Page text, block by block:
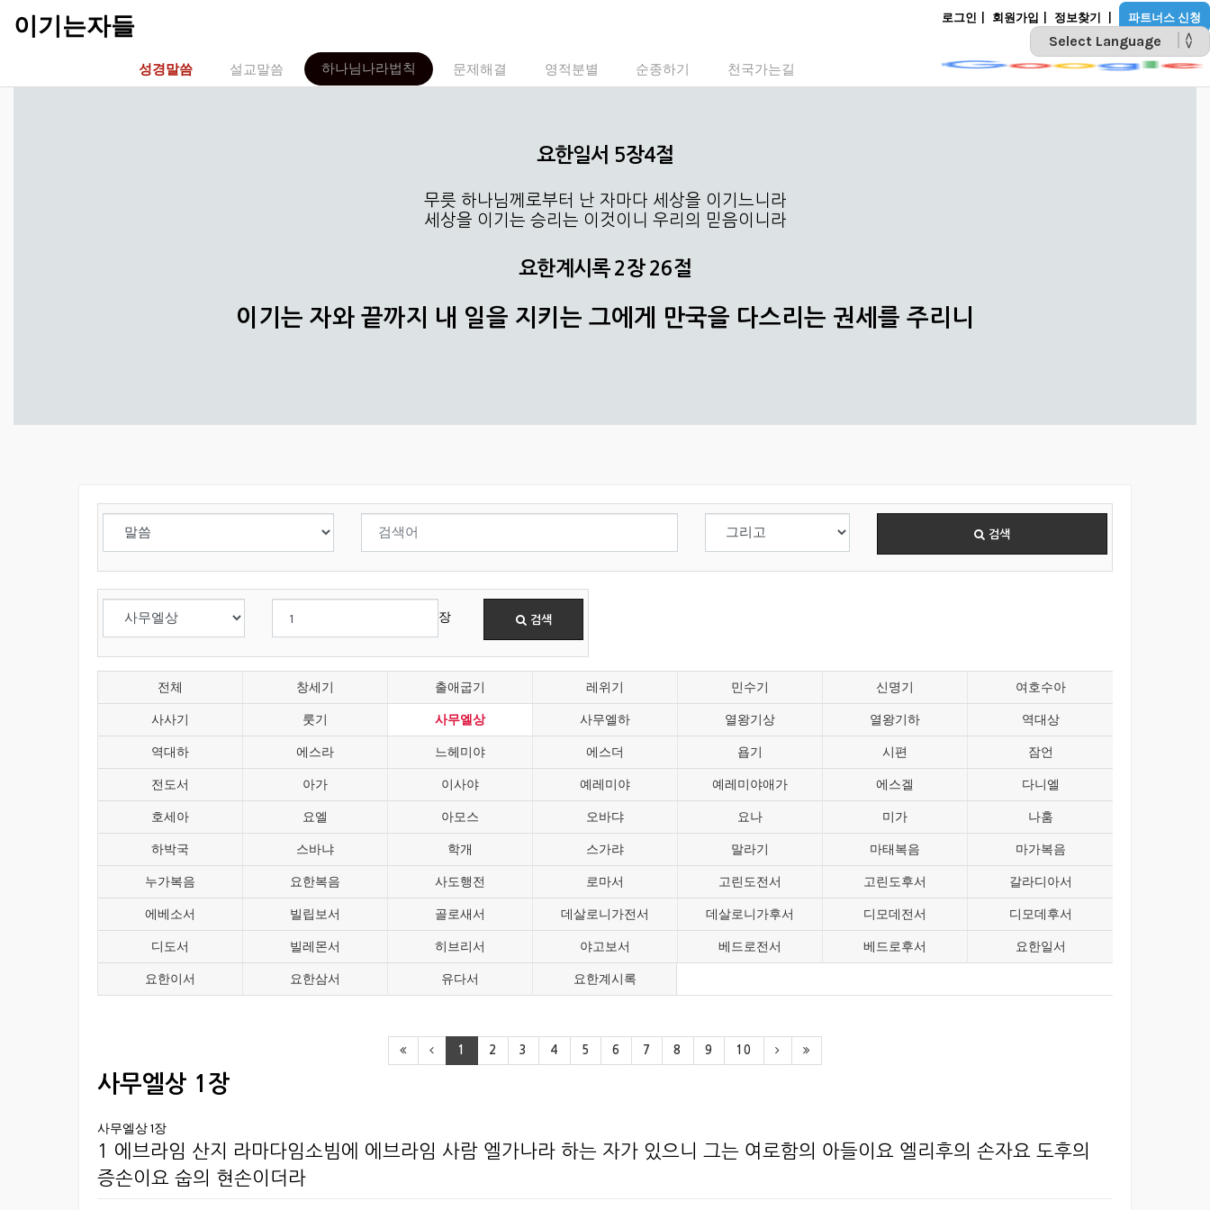
이기는자들 로그인 회원가입 정보찾기
파트너스 신청
성경말씀 설교말씀 하나님나라법칙 문제해결 영적분별 순종하기 천국가는길
요한일서 5장4절
무릇 하나님께로부터 난 자마다 세상을 이기느니라
세상을 이기는 승리는 이것이니 우리의 믿음이니라
요한계시록 2장 26절
이기는 자와 끝까지 내 일을 지키는 그에게 만국을 다스리는 권세를 주리니
검색
장 검색
전체 창세기 출애굽기 레위기 민수기 신명기 여호수아
사사기 룻기 사무엘상 사무엘하 열왕기상 열왕기하 역대상
역대하 에스라 느헤미야 에스더 욥기 시편 잠언
전도서 아가 이사야 예레미야 예레미야애가 에스겔 다니엘
호세아 요엘 아모스 오바댜 요나 미가 나훔
하박국 스바냐 학개 스가랴 말라기 마태복음 마가복음
누가복음 요한복음 사도행전 로마서 고린도전서 고린도후서 갈라디아서
에베소서 빌립보서 골로새서 데살로니가전서 데살로니가후서 디모데전서 디모데후서
디도서 빌레몬서 히브리서 야고보서 베드로전서 베드로후서 요한일서
요한이서 요한삼서 유다서 요한계시록
1 2 3 4 5 6 7 8 9 10
사무엘상 1장
사무엘상 1장
1 에브라임 산지 라마다임소빔에 에브라임 사람 엘가나라 하는 자가 있으니 그는 여로함의 아들이요 엘리후의 손자요 도후의
증손이요 숩의 현손이더라